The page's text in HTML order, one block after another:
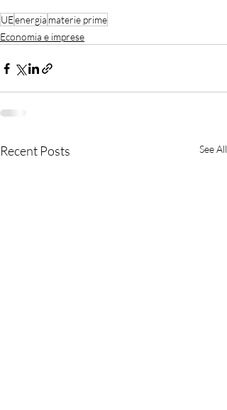
UEenergia materie prime
Economia e imprese
Recent Posts See All